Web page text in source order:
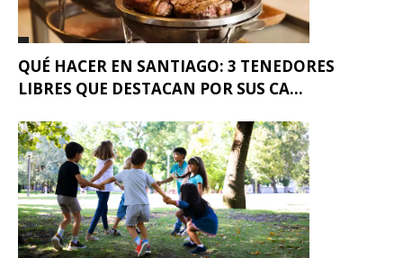
QUÉ HACER EN SANTIAGO: 3 TENEDORES
LIBRES QUE DESTACAN POR SUS CA...